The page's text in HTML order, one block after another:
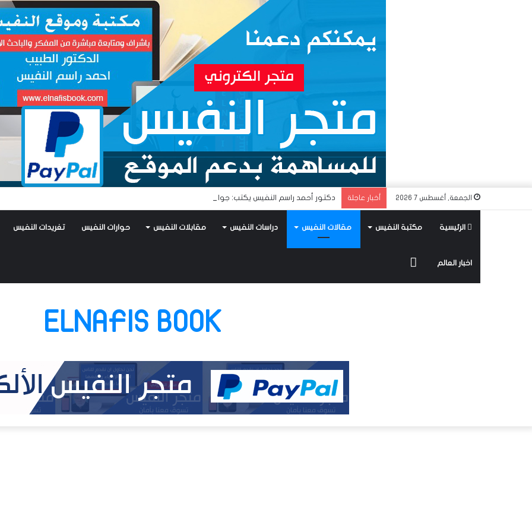
الجمعة, أغسطس 7 2026 أخبار عاجلة دكتور أحمد راسم النفيس يكتب: جواز عتريس من فؤادة باطل!! وجواز براقش من حُنين فاشل!!
الرئيسية مكتبة النفيس مقالات النفيس دراسات النفيس مقابلات النفيس حوارات النفيس تغريدات النفيس
اخبار العالم
ELNAFIS BOOK